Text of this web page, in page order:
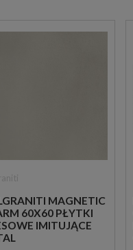
MAGNETIC
60X60 PŁYTKI
IMITUJĄCE